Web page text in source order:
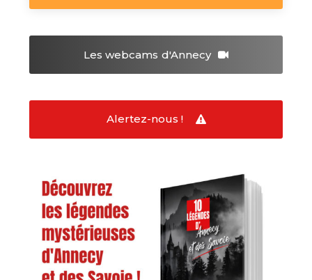
Les webcams d'Annecy
Alertez-nous !